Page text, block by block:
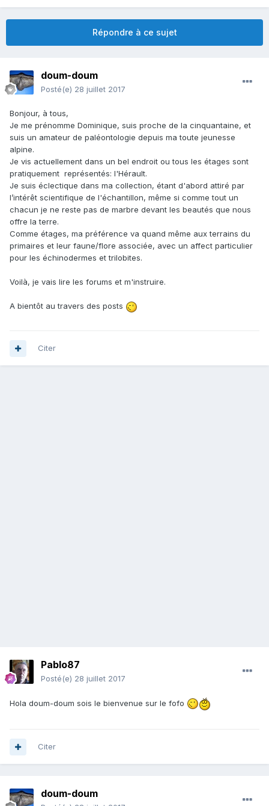
Répondre à ce sujet
doum-doum
Posté(e) 28 juillet 2017
Bonjour, à tous,
Je me prénomme Dominique, suis proche de la cinquantaine, et
suis un amateur de paléontologie depuis ma toute jeunesse
alpine.
Je vis actuellement dans un bel endroit ou tous les étages sont
pratiquement représentés: l'Hérault.
Je suis éclectique dans ma collection, étant d'abord attiré par
l’intérêt scientifique de l'échantillon, même si comme tout un
chacun je ne reste pas de marbre devant les beautés que nous
offre la terre.
Comme étages, ma préférence va quand même aux terrains du
primaires et leur faune/flore associée, avec un affect particulier
pour les échinodermes et trilobites.
Voilà, je vais lire les forums et m'instruire.
A bientôt au travers des posts
Citer
Pablo87
Posté(e) 28 juillet 2017
Hola doum-doum sois le bienvenue sur le fofo
Citer
doum-doum